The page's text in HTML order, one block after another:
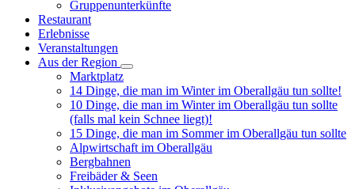
Gruppenunterkünfte
Restaurant
Erlebnisse
Veranstaltungen
Aus der Region
Marktplatz
14 Dinge, die man im Winter im Oberallgäu tun sollte!
10 Dinge, die man im Winter im Oberallgäu tun sollte
(falls mal kein Schnee liegt)!
15 Dinge, die man im Sommer im Oberallgäu tun sollte
Alpwirtschaft im Oberallgäu
Bergbahnen
Freibäder & Seen